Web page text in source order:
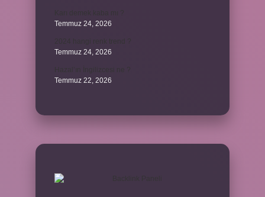
Temmuz 24, 2026
Temmuz 24, 2026
Temmuz 22, 2026